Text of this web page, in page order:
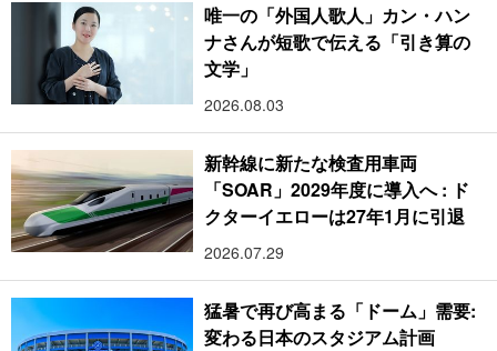
唯一の「外国人歌人」カン・ハン
ナさんが短歌で伝える「引き算の
文学」
2026.08.03
新幹線に新たな検査用車両
「SOAR」2029年度に導入へ : ド
クターイエローは27年1月に引退
2026.07.29
猛暑で再び高まる「ドーム」需要:
変わる日本のスタジアム計画